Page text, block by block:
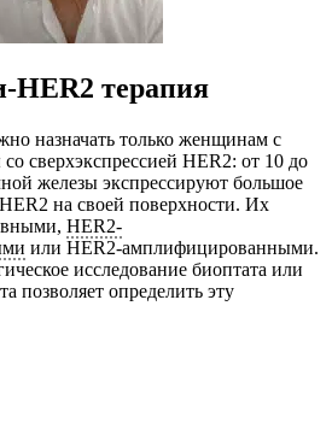
HER2 терапия
назначать только женщинам с
сверхэкспрессией HER2: от 10 до
железы экспрессируют большое
на своей поверхности. Их
HER2-
или HER2-амплифицированными.
исследование биоптата или
позволяет определить эту